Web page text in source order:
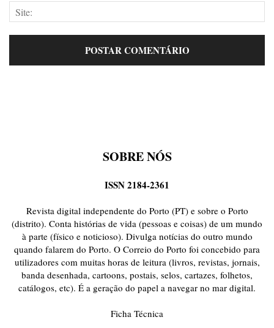
SOBRE NÓS
ISSN 2184-2361
Revista digital independente do Porto (PT) e sobre o Porto
(distrito). Conta histórias de vida (pessoas e coisas) de um mundo
à parte (físico e noticioso). Divulga notícias do outro mundo
quando falarem do Porto. O Correio do Porto foi concebido para
utilizadores com muitas horas de leitura (livros, revistas, jornais,
banda desenhada, cartoons, postais, selos, cartazes, folhetos,
catálogos, etc). É a geração do papel a navegar no mar digital.
Ficha Técnica